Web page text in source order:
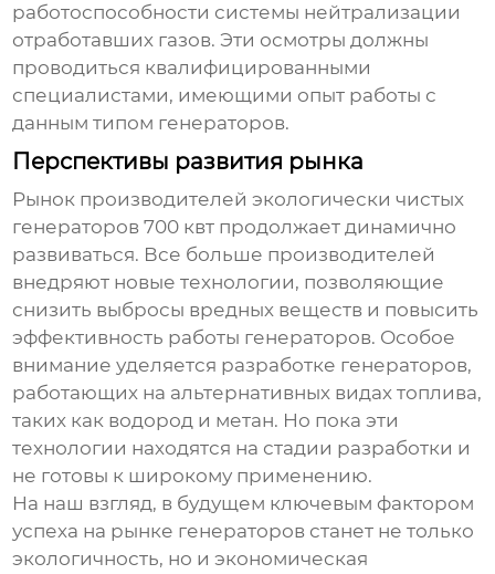
работоспособности системы нейтрализации
отработавших газов. Эти осмотры должны
проводиться квалифицированными
специалистами, имеющими опыт работы с
данным типом генераторов.
Перспективы развития рынка
Рынок производителей экологически чистых
генераторов 700 квт продолжает динамично
развиваться. Все больше производителей
внедряют новые технологии, позволяющие
снизить выбросы вредных веществ и повысить
эффективность работы генераторов. Особое
внимание уделяется разработке генераторов,
работающих на альтернативных видах топлива,
таких как водород и метан. Но пока эти
технологии находятся на стадии разработки и
не готовы к широкому применению.
На наш взгляд, в будущем ключевым фактором
успеха на рынке генераторов станет не только
экологичность, но и экономическая